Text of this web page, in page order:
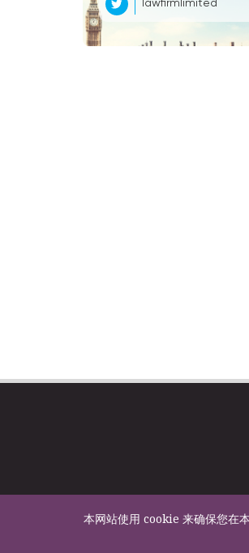
lawfirmlimited
本网站使用 cookie 来确保您在